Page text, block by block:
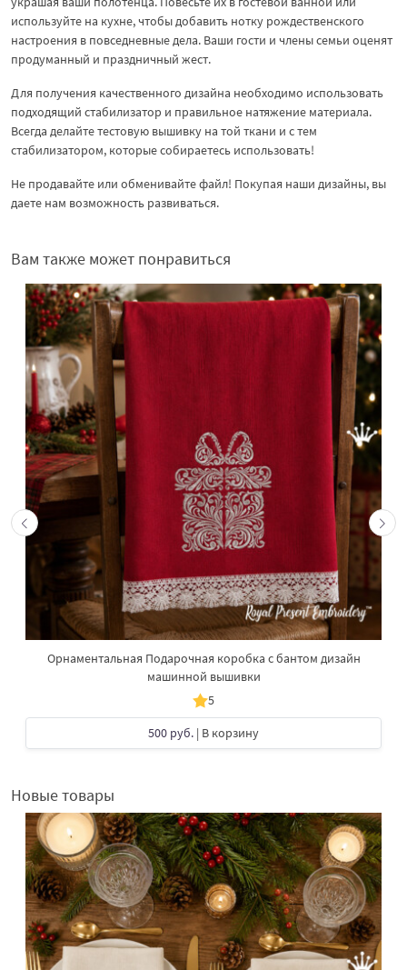
используйте на кухне, чтобы добавить нотку рождественского
настроения в повседневные дела. Ваши гости и члены семьи оценят
продуманный и праздничный жест.
Для получения качественного дизайна необходимо использовать
подходящий стабилизатор и правильное натяжение материала.
Всегда делайте тестовую вышивку на той ткани и с тем
стабилизатором, которые собираетесь использовать!
Не продавайте или обменивайте файл! Покупая наши дизайны, вы
даете нам возможность развиваться.
Вам также может понравиться
Орнаментальная Подарочная коробка с бантом дизайн
машинной вышивки
5
500 руб. | В корзину
Новые товары